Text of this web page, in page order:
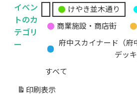
イベン
トのカ
テゴリ
ー
無
題
カ
ゴ
リ
けやき並木通り
商業施設・商店街
府中スカイナード（府
デッキ
すべて
印刷 表示